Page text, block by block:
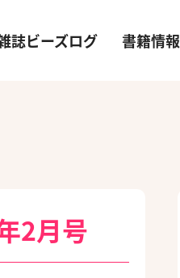
誌ビーズログ 書籍情報
2月号